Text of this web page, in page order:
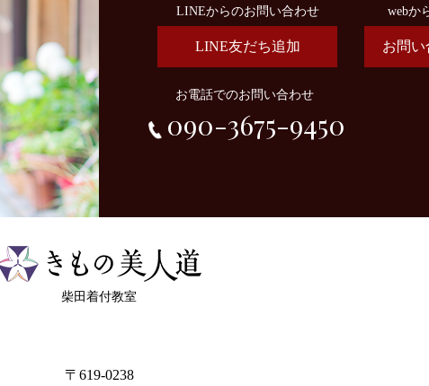
LINEからのお問い合わせ
LINE友だち追加
webか
お問い
お電話でのお問い合わせ
090-3675-9450
柴田着付教室
〒619-0238